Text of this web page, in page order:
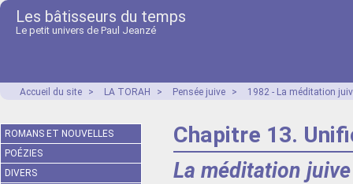
Les bâtisseurs du temps
Le petit univers de Paul Jeanzé
Accueil du site > LA TORAH > Pensée juive > 1982 - La méditation
Chapitre 13.
La méditation juive
ROMANS ET NOUVELLES
POÉZIES
DIVERS